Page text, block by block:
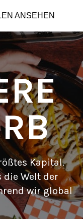
ANSEHEN
Kapital.
die Welt der
wir global